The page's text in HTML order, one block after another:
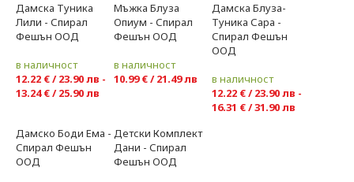
Ново -20%
Дамска Туника
Лили - Спирал
Фешън ООД
в наличност
12.22 € / 23.90 лв -
13.24 € / 25.90 лв
Ново -20%
Мъжка Блуза
Опиум - Спирал
Фешън ООД
в наличност
10.99 € / 21.49 лв
Ново -20%
Дамска Блуза-
Туника Сара -
Спирал Фешън
ООД
в наличност
12.22 € / 23.90 лв -
16.31 € / 31.90 лв
Ново -20%
Дамско Боди Ема -
Спирал Фешън
ООД
Ново -20%
Детски Комплект
Дани - Спирал
Фешън ООД